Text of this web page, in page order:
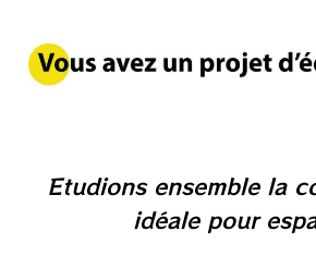
Etudions ensemble la
idéale pour